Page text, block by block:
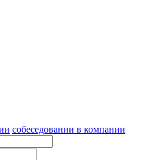
собеседовании в компании